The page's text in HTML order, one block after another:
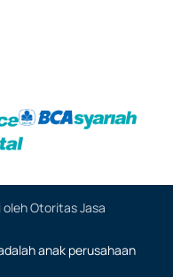
oleh Otoritas Jasa
anak perusahaan